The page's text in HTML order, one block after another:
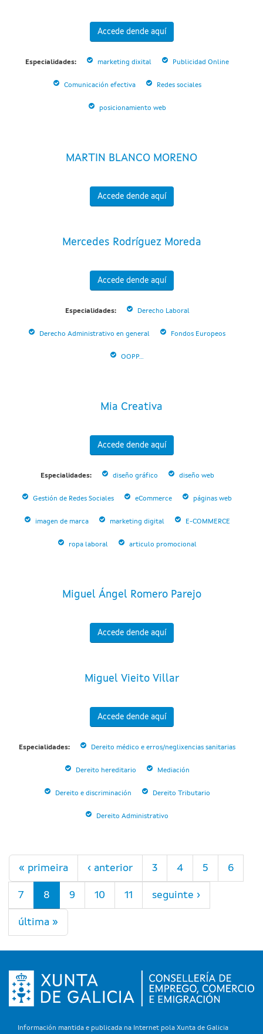
Accede dende aquí
Especialidades: marketing dixital Publicidad Online
Comunicación efectiva Redes sociales
posicionamiento web
MARTIN BLANCO MORENO
Accede dende aquí
Mercedes Rodríguez Moreda
Accede dende aquí
Especialidades: Derecho Laboral
Derecho Administrativo en general Fondos Europeos
OOPP...
Mia Creativa
Accede dende aquí
Especialidades: diseño gráfico diseño web
Gestión de Redes Sociales eCommerce páginas web
imagen de marca marketing digital E-COMMERCE
ropa laboral articulo promocional
Miguel Ángel Romero Parejo
Accede dende aquí
Miguel Vieito Villar
Accede dende aquí
Especialidades: Dereito médico e erros/neglixencias sanitarias
Dereito hereditario Mediación
Dereito e discriminación Dereito Tributario
Dereito Administrativo
Páxinas
« primeira ‹ anterior 3 4 5 6
7 8 9 10 11 seguinte ›
última »
Información mantida e publicada na Internet pola Xunta de Galicia